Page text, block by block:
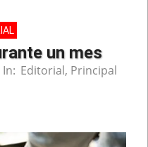
un mes
In: Editorial, Principal